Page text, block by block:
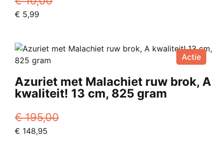
Oorspronkelijke
€ 10,00.
€ 5,99
€ 5,99.
Actie
Azuriet met Malachiet ruw brok, A
kwaliteit! 13 cm, 825 gram
€195,00
Oorspronkelijke
€ 148,95